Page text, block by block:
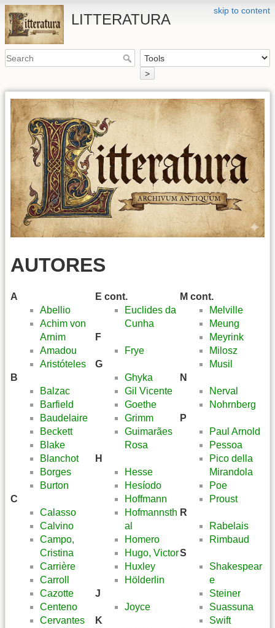
skip to content
LITTERATURA
>
AUTORES
A
Abellio
Achim von
Arnim
Amadou
Aristóteles
B
Balzac
Barfield
Baudelaire
Beckett
Blake
Blanchot
Borges
Burton
C
Calasso
Calvino
Campo,
Cristina
Carrière
Carroll
Cazotte
Centeno
Cervantes
E cont.
Euclides da
Cunha
F
Frye
G
Ghyka
Gil Vicente
Goethe
Grimm
Guimarães
Rosa
H
Hesse
Hesíodo
Hoffmann
Hofmannsth
al
Homero
Hugo, Victor
Huxley
Hölderlin
J
Joyce
K
M cont.
Melville
Meung
Meyrink
Milosz
Musil
N
Nerval
Nohrnberg
P
Paul Arnold
Pessoa
Pico della
Mirandola
Poe
Proust
R
Rabelais
Rimbaud
S
Shakespear
e
Steiner
Suassuna
Swift